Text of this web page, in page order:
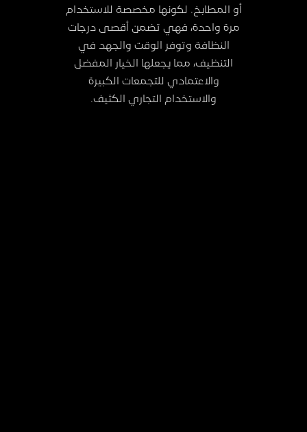
أو المطابخ. لكونها مخصصة للاستخدام
مرة واحدة، فهي تضمن أقصى درجات
النظافة وتوفر الوقت والجهد في
التنظيف، مما يجعلها الخيار المفضل
والاعتمادي للتجمعات الكبيرة
والاستخدام التجاري الكثيف.